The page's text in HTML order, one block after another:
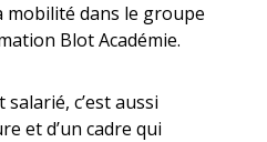
mobilité dans le groupe
Blot Académie.
c’est aussi
et d’un cadre qui